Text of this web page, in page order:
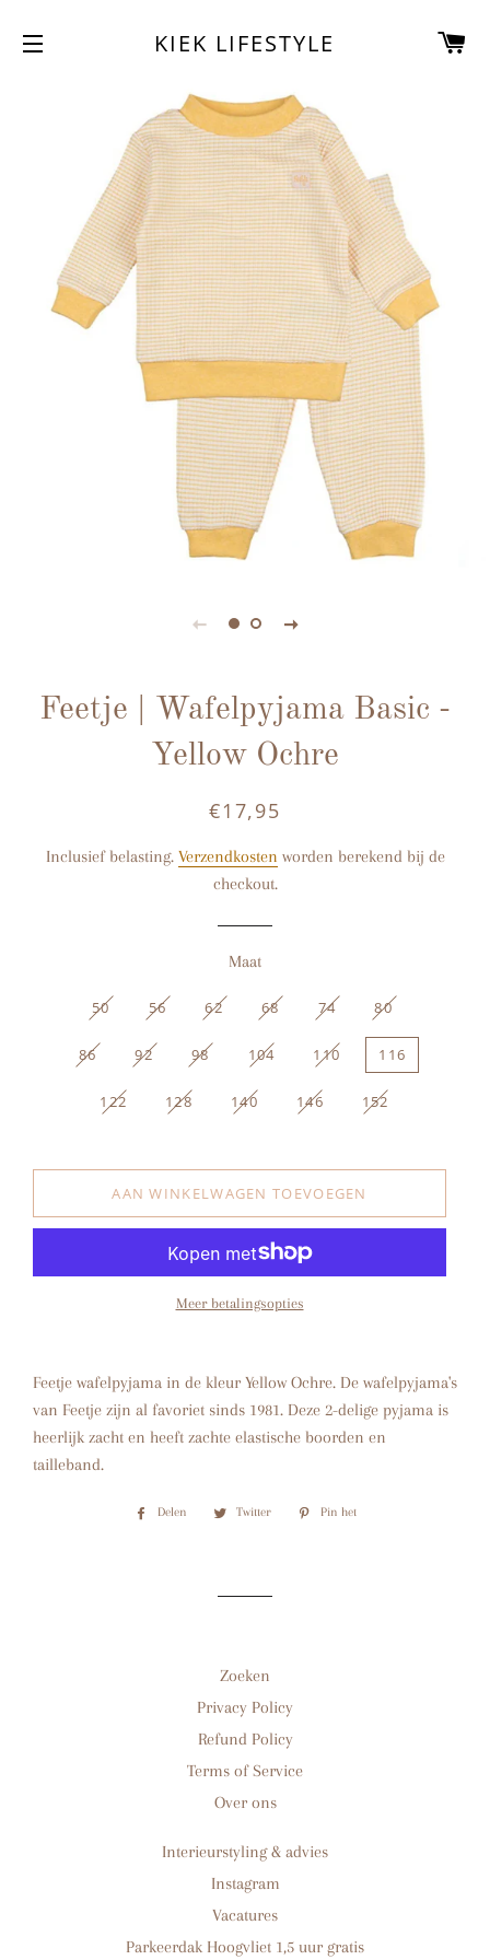
KIEK LIFESTYLE
Feetje | Wafelpyjama Basic -
Yellow Ochre
Normale
Aanbiedingsprijs
€17,95
Inclusief belasting. Verzendkosten worden berekend bij de
checkout.
Maat
50 56 62 68 74 80
86 92 98 104 110 116
122 128 140 146 152
AAN WINKELWAGEN TOEVOEGEN
Meer betalingsopties
Feetje wafelpyjama in de kleur Yellow Ochre. De wafelpyjama's
van Feetje zijn al favoriet sinds 1981. Deze 2-delige pyjama is
heerlijk zacht en heeft zachte elastische boorden en
tailleband.
Delen
Delen
Twitter
TwitterenPin het
Zoeken
Privacy Policy
Refund Policy
Terms of Service
Over ons
Interieurstyling & advies
Instagram
Vacatures
Parkeerdak Hoogvliet 1,5 uur gratis